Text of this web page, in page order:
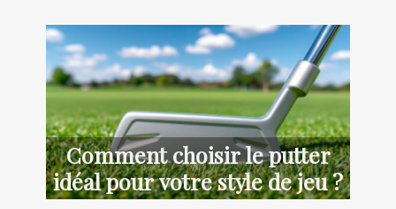
Comment choisir le putter
idéal pour votre style de jeu ?